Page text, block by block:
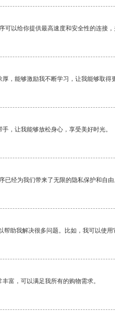
可以给你提供最高速度和安全性的连接，
，能够激励我不断学习，让我能够取得
，让我能够放松身心，享受美好时光。
已经为我们带来了无限的隐私保护和自由
帮助我解决很多问题。比如，我可以使用
富，可以满足我所有的购物需求。